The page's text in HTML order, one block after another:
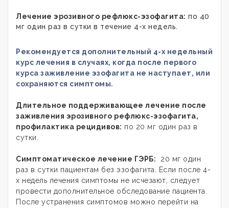
Лечение эрозивного рефлюкс-эзофагита: по 40
мг один раз в сутки в течение 4-х недель.
Рекомендуется дополнительный 4-х недельный
курс лечения в случаях, когда после первого
курса заживление эзофагита не наступает, или
сохраняются симптомы.
Длительное поддерживающее лечение после
заживления эрозивного рефлюкс-эзофагита,
профилактика рецидивов: по 20 мг один раз в
сутки.
Симптоматическое лечение ГЭРБ: 20 мг один
раз в сутки пациентам без эзофагита. Если после 4-
х недель лечения симптомы не исчезают, следует
провести дополнительное обследование пациента.
После устранения симптомов можно перейти на